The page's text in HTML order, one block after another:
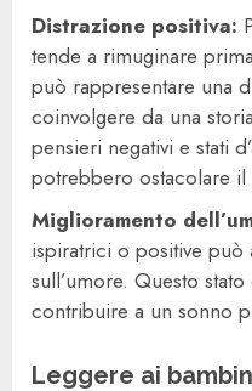
Distrazione positiva:
tende a rimuginare
può rappresentare una
coinvolgere da una
pensieri negativi e stati
potrebbero ostacolare il
Miglioramento
ispiratrici o positive
sull’umore. Questo
contribuire a un sonno
Leggere ai